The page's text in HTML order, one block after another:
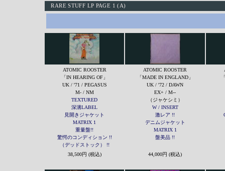
RARE STUFF LP PAGE 1 (A)
ATOMIC ROOSTER
「IN HEARING OF」
UK / '71 / PEGASUS
M- / NM
TEXTURED
深溝LABEL
見開きジャケット
MATRIX 1
重量盤!!
驚愕のコンディション !!
（デッドストック） !!
ATOMIC ROOSTER
「MADE IN ENGLAND」
UK / '72 / DAWN
EX+ / M--
（ジャケシミ）
W / INSERT
激レア !!
デニムジャケット
MATRIX 1
盤美品 !!
38,500円 (税込) 44,000円 (税込)